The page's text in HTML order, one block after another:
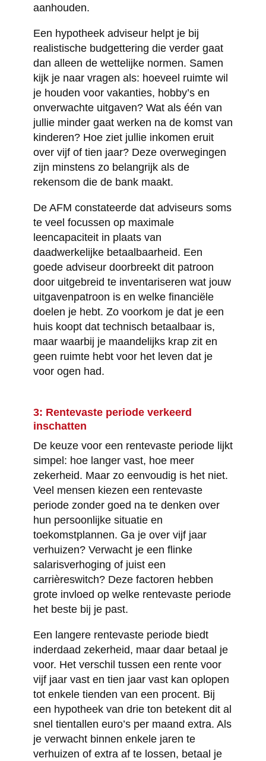
aanhouden.
Een hypotheek adviseur helpt je bij
realistische budgettering die verder gaat
dan alleen de wettelijke normen. Samen
kijk je naar vragen als: hoeveel ruimte wil
je houden voor vakanties, hobby’s en
onverwachte uitgaven? Wat als één van
jullie minder gaat werken na de komst van
kinderen? Hoe ziet jullie inkomen eruit
over vijf of tien jaar? Deze overwegingen
zijn minstens zo belangrijk als de
rekensom die de bank maakt.
De AFM constateerde dat adviseurs soms
te veel focussen op maximale
leencapaciteit in plaats van
daadwerkelijke betaalbaarheid. Een
goede adviseur doorbreekt dit patroon
door uitgebreid te inventariseren wat jouw
uitgavenpatroon is en welke financiële
doelen je hebt. Zo voorkom je dat je een
huis koopt dat technisch betaalbaar is,
maar waarbij je maandelijks krap zit en
geen ruimte hebt voor het leven dat je
voor ogen had.
3: Rentevaste periode verkeerd
inschatten
De keuze voor een rentevaste periode lijkt
simpel: hoe langer vast, hoe meer
zekerheid. Maar zo eenvoudig is het niet.
Veel mensen kiezen een rentevaste
periode zonder goed na te denken over
hun persoonlijke situatie en
toekomstplannen. Ga je over vijf jaar
verhuizen? Verwacht je een flinke
salarisverhoging of juist een
carrièreswitch? Deze factoren hebben
grote invloed op welke rentevaste periode
het beste bij je past.
Een langere rentevaste periode biedt
inderdaad zekerheid, maar daar betaal je
voor. Het verschil tussen een rente voor
vijf jaar vast en tien jaar vast kan oplopen
tot enkele tienden van een procent. Bij
een hypotheek van drie ton betekent dit al
snel tientallen euro’s per maand extra. Als
je verwacht binnen enkele jaren te
verhuizen of extra af te lossen, betaal je